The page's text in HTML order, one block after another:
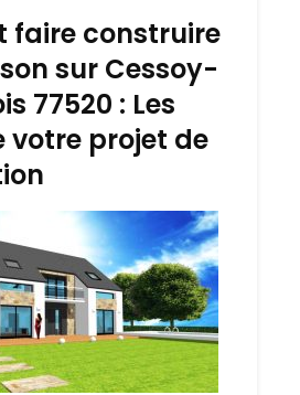
faire construire
sur Cessoy-
77520 : Les
votre projet de